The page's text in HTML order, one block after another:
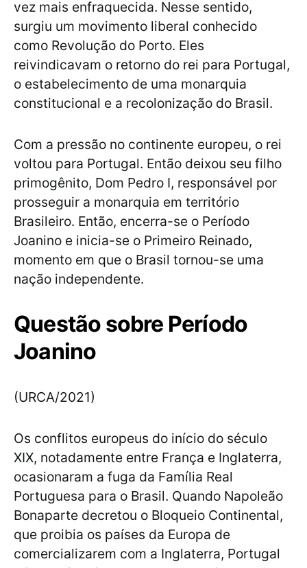
vez mais enfraquecida. Nesse sentido,
surgiu um movimento liberal conhecido
como Revolução do Porto. Eles
reivindicavam o retorno do rei para Portugal,
o estabelecimento de uma monarquia
constitucional e a recolonização do Brasil.
Com a pressão no continente europeu, o rei
voltou para Portugal. Então deixou seu filho
primogênito, Dom Pedro I, responsável por
prosseguir a monarquia em território
Brasileiro. Então, encerra-se o Período
Joanino e inicia-se o Primeiro Reinado,
momento em que o Brasil tornou-se uma
nação independente.
Questão sobre Período
Joanino
(URCA/2021)
Os conflitos europeus do início do século
XIX, notadamente entre França e Inglaterra,
ocasionaram a fuga da Família Real
Portuguesa para o Brasil. Quando Napoleão
Bonaparte decretou o Bloqueio Continental,
que proibia os países da Europa de
comercializarem com a Inglaterra, Portugal